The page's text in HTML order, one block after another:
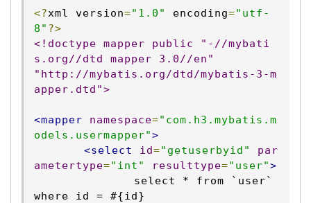
<?xml version="1.0" encoding="utf-
8" ?>
<!doctype mapper public "-//mybati
s.org//dtd mapper 3.0//en"
"http://mybatis.org/dtd/mybatis-3-m
apper.dtd">
<mapper namespace="com.h3.mybatis.m
odels.usermapper">
<select
id="getuserbyid"
par
ametertype="int" resulttype="user">
where id = #{id}